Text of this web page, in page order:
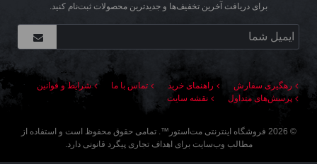
برای دریافت آخرین تخفیف‌ها و جدیدترین محصولات ثبت‌نام کنید.
رهگیری سفارش راهنمای خرید تماس با ما
شرایط و قوانین
پرسش‌های متداول
نقشه سایت
©
2026 فروشگاه اینترنتی مت‌استور ™. تمامی حقوق محفوظ است و استفاده از
مطالب وب‌سایت برای اهداف تجاری پیگرد قانونی دارد.